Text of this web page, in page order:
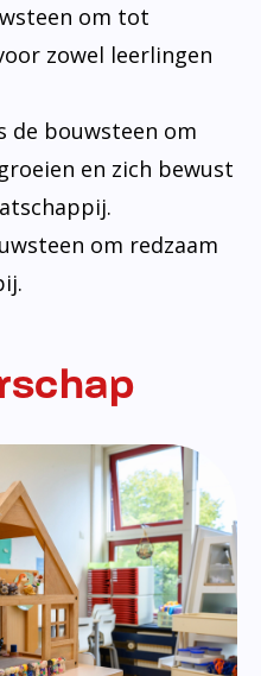
om tot
zowel leerlingen
de bouwsteen om
en zich bewust
om redzaam